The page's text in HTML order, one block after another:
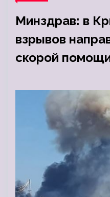
Минздрав: в
взрывов
скорой